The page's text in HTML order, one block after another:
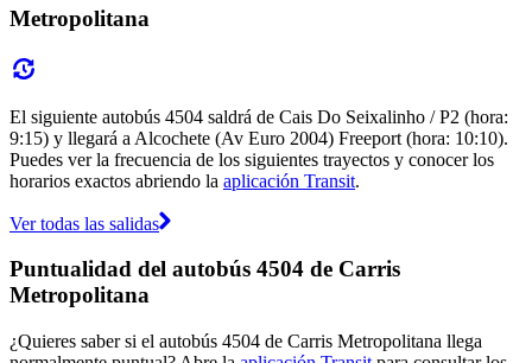
Metropolitana
El siguiente autobús 4504 saldrá de Cais Do Seixalinho / P2 (hora:
9:15) y llegará a Alcochete (Av Euro 2004) Freeport (hora: 10:10).
Puedes ver la frecuencia de los siguientes trayectos y conocer los
horarios exactos abriendo la aplicación Transit.
Ver todas las salidas
Puntualidad del autobús 4504 de Carris
Metropolitana
¿Quieres saber si el autobús 4504 de Carris Metropolitana llega